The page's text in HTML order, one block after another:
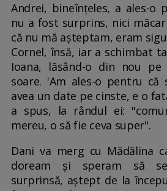
Andrei, bineînțeles, a ales-o
nu a fost surprins, nici
că nu mă așteptam, eram
Cornel, însă, iar a schimbat
Ioana, lăsând-o din nou
soare. 'Am ales-o pentru
avea un date pe cinste, e o
a spus, la rândul ei:
mereu, o să fie ceva super".
Dani va merg cu Mădălina
doream și speram să
surprinsă, aștept de la